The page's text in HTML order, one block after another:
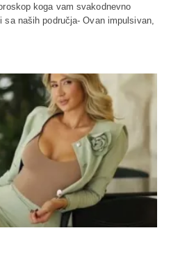
koga vam svakodnevno
naših područja- Ovan impulsivan,